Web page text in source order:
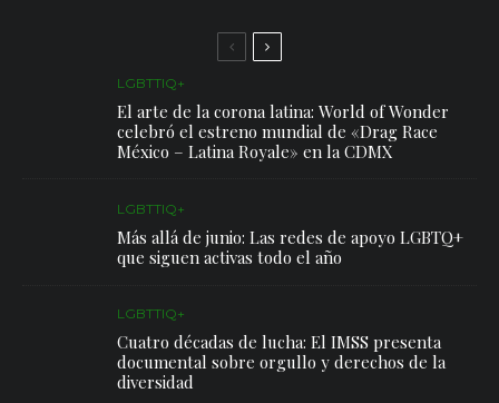
LGBTTIQ+
El arte de la corona latina: World of Wonder
celebró el estreno mundial de «Drag Race
México – Latina Royale» en la CDMX
LGBTTIQ+
Más allá de junio: Las redes de apoyo LGBTQ+
que siguen activas todo el año
LGBTTIQ+
Cuatro décadas de lucha: El IMSS presenta
documental sobre orgullo y derechos de la
diversidad